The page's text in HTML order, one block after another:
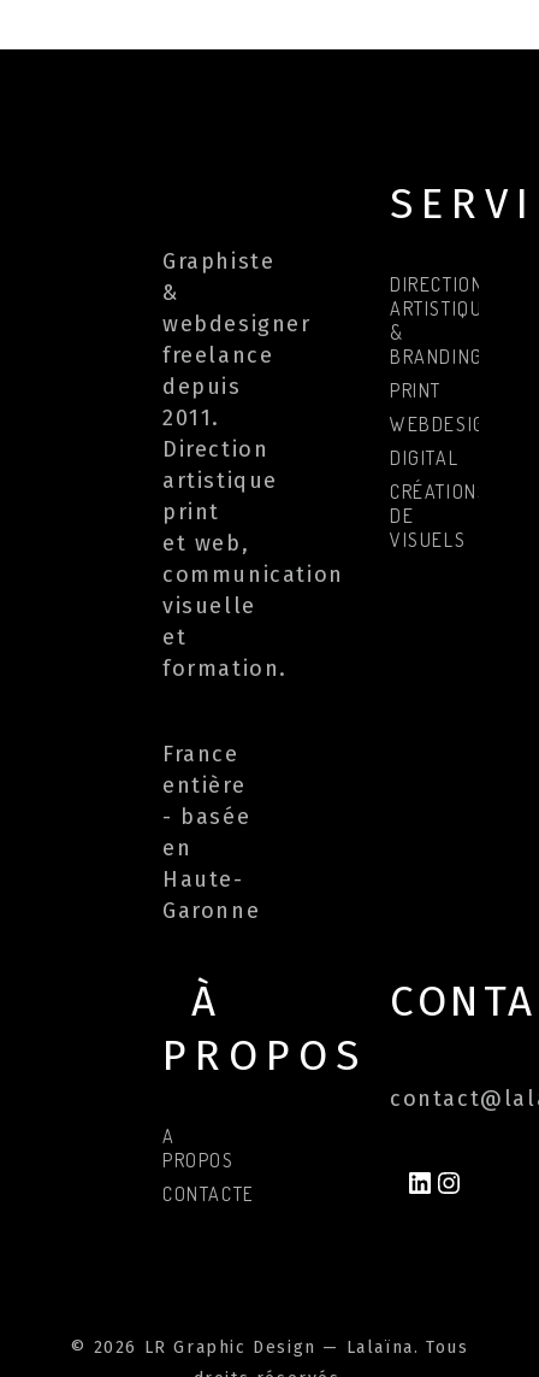
Graphiste
&
webdesigner
freelance
depuis
2011.
Direction
artistique
print
et web,
communication
visuelle
et
formation.
France
entière
- basée
en
Haute-
Garonne
DIRECTION
ARTISTIQUE
&
BRANDING
PRINT
WEBDESIGN
DIGITAL
CRÉATIONS
DE
VISUELS
À
PROPOS
A
PROPOS
CONTACTER
LINKEDIN
© 2026 LR Graphic Design — Lalaïna. Tous